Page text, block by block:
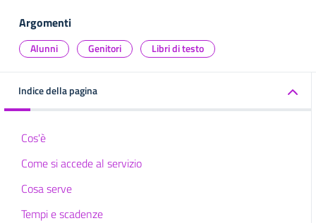
Argomenti
Alunni Genitori Libri di testo
Indice della pagina
Cos'è
Come si accede al servizio
Cosa serve
Tempi e scadenze